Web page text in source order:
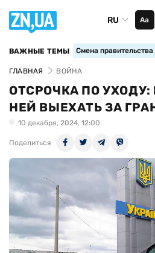
RU Аа
ВАЖНЫЕ ТЕМЫ Смена
ГЛАВНАЯ ВОЙНА
ОТСРОЧКА ПО
НЕЙ ВЫЕХАТЬ ЗА
10 декабря, 2024, 12:00
Поделиться